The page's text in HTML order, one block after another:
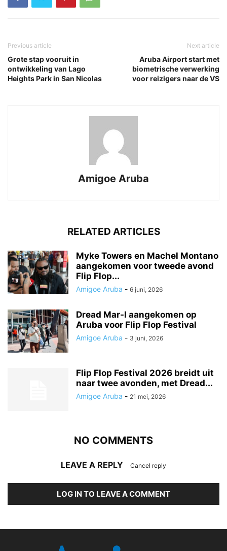
Previous article
Grote stap vooruit in
ontwikkeling van Lago
Heights Park in San Nicolas
Next article
Aruba Airport start met
biometrische verwerking
voor reizigers naar de VS
Amigoe Aruba
RELATED ARTICLES
Myke Towers en Machel Montano
aangekomen voor tweede avond
Flip Flop...
Amigoe Aruba - 6 juni, 2026
Dread Mar-I aangekomen op
Aruba voor Flip Flop Festival
Amigoe Aruba - 3 juni, 2026
Flip Flop Festival 2026 breidt uit
naar twee avonden, met Dread...
Amigoe Aruba - 21 mei, 2026
NO COMMENTS
LEAVE A REPLY Cancel reply
LOG IN TO LEAVE A COMMENT